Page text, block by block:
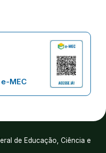
MEC
de Educação, Ciência e